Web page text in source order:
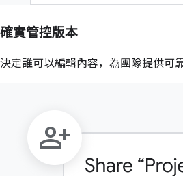
確實管控版本
決定誰可以編輯內容，為團隊提供可